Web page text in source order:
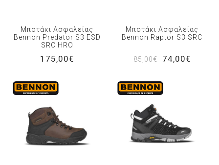
Μποτάκι Ασφαλείας
Bennon Predator S3 ESD
SRC HRO
175,00€
Μποτάκι Ασφαλείας
Bennon Raptor S3 SRC
85,00€ 74,00€